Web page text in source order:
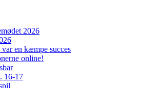
2026
en kæmpe succes
online!
16-17